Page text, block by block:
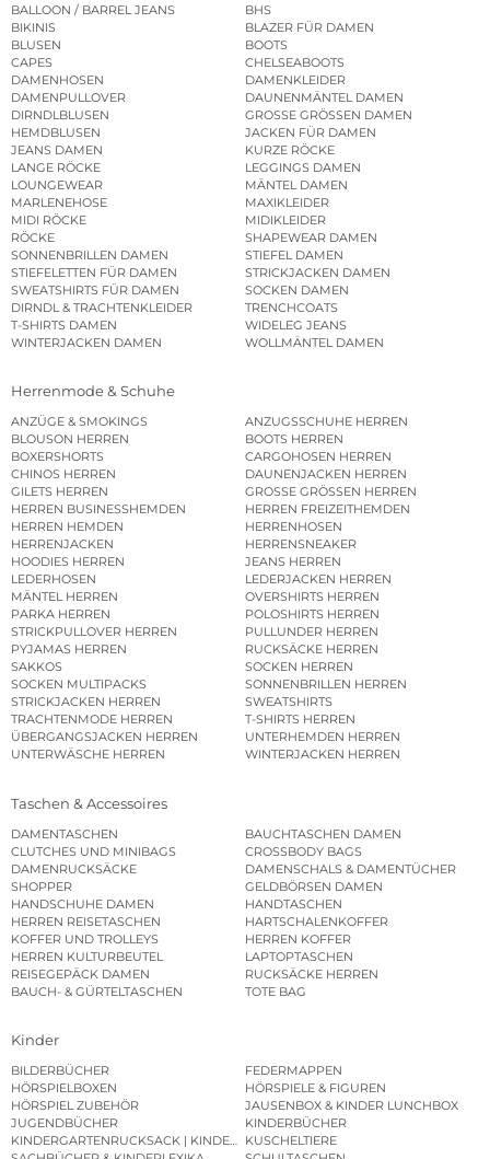
BALLOON / BARREL JEANS
BHS
BIKINIS
BLAZER FÜR DAMEN
BLUSEN
BOOTS
CAPES
CHELSEABOOTS
DAMENHOSEN
DAMENKLEIDER
DAMENPULLOVER
DAUNENMÄNTEL DAMEN
DIRNDLBLUSEN
GROSSE GRÖSSEN DAMEN
HEMDBLUSEN
JACKEN FÜR DAMEN
JEANS DAMEN
KURZE RÖCKE
LANGE RÖCKE
LEGGINGS DAMEN
LOUNGEWEAR
MÄNTEL DAMEN
MARLENEHOSE
MAXIKLEIDER
MIDI RÖCKE
MIDIKLEIDER
RÖCKE
SHAPEWEAR DAMEN
SONNENBRILLEN DAMEN
STIEFEL DAMEN
STIEFELETTEN FÜR DAMEN
STRICKJACKEN DAMEN
SWEATSHIRTS FÜR DAMEN
SOCKEN DAMEN
DIRNDL & TRACHTENKLEIDER
TRENCHCOATS
T-SHIRTS DAMEN
WIDELEG JEANS
WINTERJACKEN DAMEN
WOLLMÄNTEL DAMEN
Herrenmode & Schuhe
ANZÜGE & SMOKINGS
ANZUGSSCHUHE HERREN
BLOUSON HERREN
BOOTS HERREN
BOXERSHORTS
CARGOHOSEN HERREN
CHINOS HERREN
DAUNENJACKEN HERREN
GILETS HERREN
GROSSE GRÖSSEN HERREN
HERREN BUSINESSHEMDEN
HERREN FREIZEITHEMDEN
HERREN HEMDEN
HERRENHOSEN
HERRENJACKEN
HERRENSNEAKER
HOODIES HERREN
JEANS HERREN
LEDERHOSEN
LEDERJACKEN HERREN
MÄNTEL HERREN
OVERSHIRTS HERREN
PARKA HERREN
POLOSHIRTS HERREN
STRICKPULLOVER HERREN
PULLUNDER HERREN
PYJAMAS HERREN
RUCKSÄCKE HERREN
SAKKOS
SOCKEN HERREN
SOCKEN MULTIPACKS
SONNENBRILLEN HERREN
STRICKJACKEN HERREN
SWEATSHIRTS
TRACHTENMODE HERREN
T-SHIRTS HERREN
ÜBERGANGSJACKEN HERREN
UNTERHEMDEN HERREN
UNTERWÄSCHE HERREN
WINTERJACKEN HERREN
Taschen & Accessoires
DAMENTASCHEN
BAUCHTASCHEN DAMEN
CLUTCHES UND MINIBAGS
CROSSBODY BAGS
DAMENRUCKSÄCKE
DAMENSCHALS & DAMENTÜCHER
SHOPPER
GELDBÖRSEN DAMEN
HANDSCHUHE DAMEN
HANDTASCHEN
HERREN REISETASCHEN
HARTSCHALENKOFFER
KOFFER UND TROLLEYS
HERREN KOFFER
HERREN KULTURBEUTEL
LAPTOPTASCHEN
REISEGEPÄCK DAMEN
RUCKSÄCKE HERREN
BAUCH- & GÜRTELTASCHEN
TOTE BAG
Kinder
BILDERBÜCHER
FEDERMAPPEN
HÖRSPIELBOXEN
HÖRSPIELE & FIGUREN
HÖRSPIEL ZUBEHÖR
JAUSENBOX & KINDER LUNCHBOX
JUGENDBÜCHER
KINDERBÜCHER
KINDERGARTENRUCKSACK | KINDERGARTENBEUTEL
KUSCHELTIERE